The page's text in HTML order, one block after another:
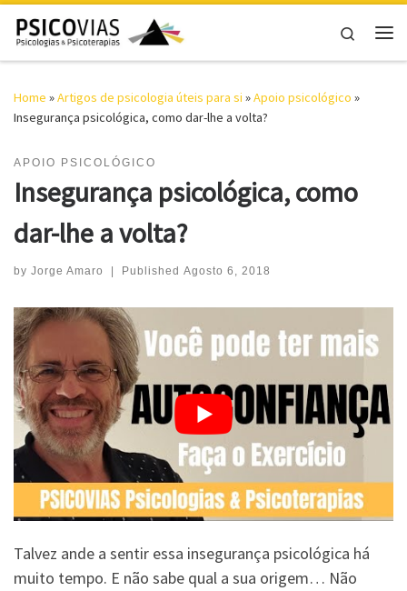
Skip to content
Search
Home »Artigos de psicologia úteis para si »Apoio psicológico »
Insegurança psicológica, como dar-lhe a volta?
APOIO PSICOLÓGICO
Insegurança psicológica, como
dar-lhe a volta?
by Jorge Amaro | Published Agosto 6, 2018
Talvez ande a sentir essa insegurança psicológica há
muito tempo. E não sabe qual a sua origem… Não